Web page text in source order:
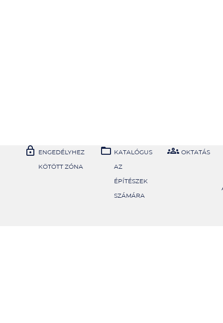
 ENGEDÉLYHEZ
KÖTÖTT ZÓNA
 KATALÓGUS
AZ
ÉPÍTÉSZEK
SZÁMÁRA
 OKTATÁS